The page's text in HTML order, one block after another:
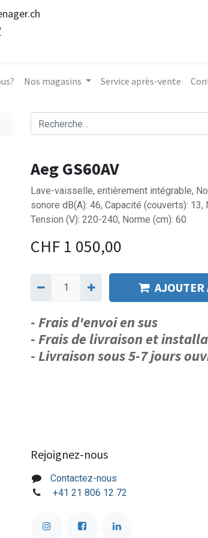
Nos magasins Service après-vente
Aeg GS60AV
Lave-vaisselle, entièrement intégrable,
sonore dB(A): 46, Capacité (couverts):
Tension (V): 220-240, Norme (cm): 60
CHF 1 050,00
AJOUTER
- Frais d'envoi en sus
- Frais de livraison et
- Livraison sous 5-7 jours
Rejoignez-nous
Contactez-nous
+41 21 806 12 72